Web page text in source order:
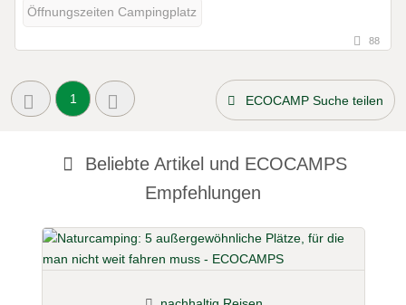
Öffnungszeiten Campingplatz
88
1 ECOCAMP Suche teilen
Beliebte Artikel und ECOCAMPS
Empfehlungen